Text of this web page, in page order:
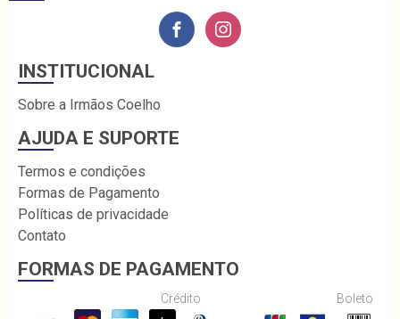
INSTITUCIONAL
Sobre a Irmãos Coelho
AJUDA E SUPORTE
Termos e condições
Formas de Pagamento
Políticas de privacidade
Contato
FORMAS DE PAGAMENTO
Crédito Boleto